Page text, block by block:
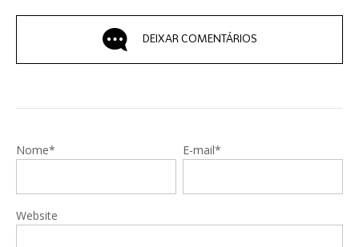
DEIXAR COMENTÁRIOS
Nome* E-mail*
Website